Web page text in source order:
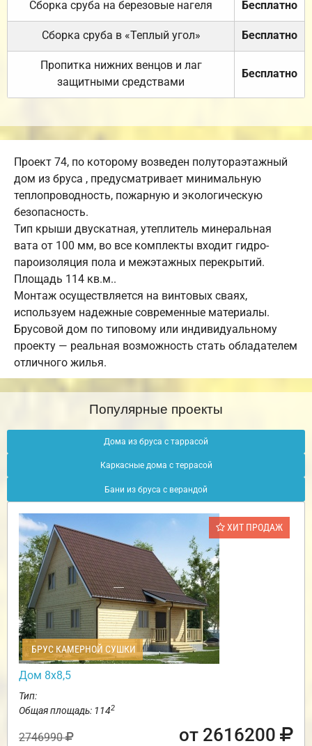
Сборка сруба на березовые нагеля Бесплатно
Сборка сруба в «Теплый угол» Бесплатно
Пропитка нижних венцов и лаг
защитными средствами
Бесплатно
Проект 74, по которому возведен полутораэтажный
дом из бруса , предусматривает минимальную
теплопроводность, пожарную и экологическую
безопасность.
Тип крыши двускатная, утеплитель минеральная
вата от 100 мм, во все комплекты входит гидро-
пароизоляция пола и межэтажных перекрытий.
Площадь 114 кв.м..
Монтаж осуществляется на винтовых сваях,
используем надежные современные материалы.
Брусовой дом по типовому или индивидуальному
проекту — реальная возможность стать обладателем
отличного жилья.
Популярные проекты
Дома из бруса с таррасой
Каркасные дома с террасой
Бани из бруса с верандой
ХИТ ПРОДАЖ
БРУС КАМЕРНОЙ СУШКИ
Дом 8х8,5
Тип:
Общая площадь: 1142
2746990 от 2616200